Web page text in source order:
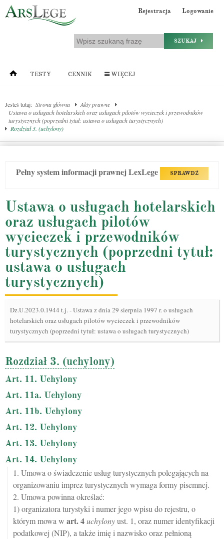
Rejestracja Logowanie
SZUKAJ
TESTY CENNIK WIĘCEJ
Jesteś tutaj: Strona główna
Akty prawne
Ustawa o usługach hotelarskich oraz usługach pilotów wycieczek i przewodników
turystycznych (poprzedni tytuł: ustawa o usługach turystycznych)
Rozdział 3. (uchylony)
Pełny system informacji prawnej LexLege SPRAWDŹ
Ustawa o usługach hotelarskich
oraz usługach pilotów
wycieczek i przewodników
turystycznych (poprzedni tytuł:
ustawa o usługach
turystycznych)
Dz.U.2023.0.1944 t.j.-Ustawa z dnia 29 sierpnia 1997 r. o usługach
hotelarskich oraz usługach pilotów wycieczek i przewodników
turystycznych (poprzedni tytuł: ustawa o usługach turystycznych)
Rozdział 3. (uchylony)
Art. 11. Uchylony
Art. 11a. Uchylony
Art. 11b. Uchylony
Art. 12. Uchylony
Art. 13. Uchylony
Art. 14. Uchylony
1. Umowa o świadczenie usług turystycznych polegających na
organizowaniu imprez turystycznych wymaga formy pisemnej.
2. Umowa powinna określać:
1) organizatora turystyki i numer jego wpisu do rejestru, o
którym mowa w art.4uchylonyust. 1, oraz numer identyfikacji
podatkowej (NIP), a także imię i nazwisko oraz pełnioną